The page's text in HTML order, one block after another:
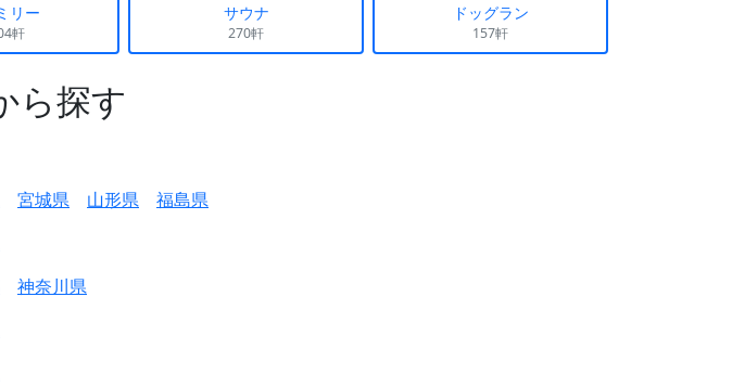
リー
軒
サウナ
270軒
ドッグラン
157軒
ら探す
宮城県 山形県
福島県
神奈川県